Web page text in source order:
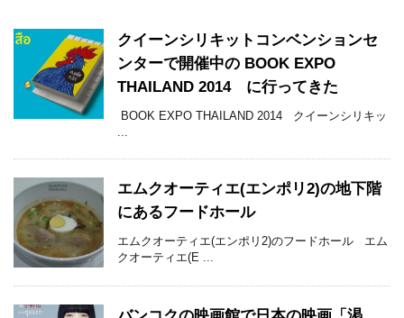
クイーンシリキットコンベンションセ
ンターで開催中の BOOK EXPO
THAILAND 2014 に行ってきた
BOOK EXPO THAILAND 2014 クイーンシリキッ
エムクオーティエ(エンポリ2)の地下階
にあるフードホール
エムクオーティエ(エンポリ2)のフードホール エム
クオーティエ(E ...